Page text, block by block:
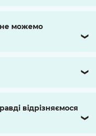
можемо
❯
❯
відрізняємося
❯